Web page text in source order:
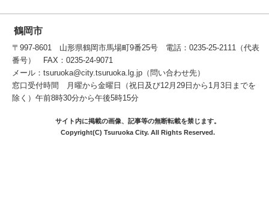
鶴岡市
〒997-8601 山形県鶴岡市馬場町9番25号 電話：0235-25-2111（代表
番号） FAX：0235-24-9071
メール：tsuruoka@city.tsuruoka.lg.jp（問い合わせ先）
窓口受付時間 月曜から金曜日（祝日及び12月29日から1月3日までを
除く）午前8時30分から午後5時15分
サイト内に掲載の画像、記事等の無断転載を禁じます。
Copyright(C) Tsuruoka City. All Rights Reserved.